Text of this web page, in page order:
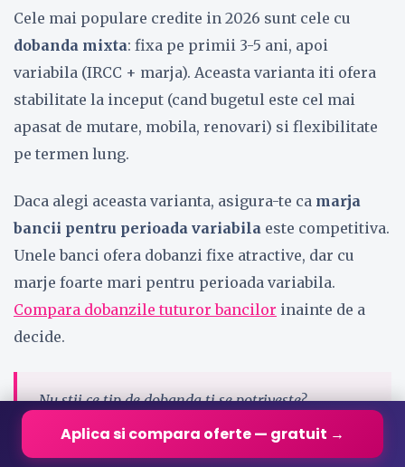
Cele mai populare credite in 2026 sunt cele cu
dobanda mixta: fixa pe primii 3-5 ani, apoi
variabila (IRCC + marja). Aceasta varianta iti ofera
stabilitate la inceput (cand bugetul este cel mai
apasat de mutare, mobila, renovari) si flexibilitate
pe termen lung.
Daca alegi aceasta varianta, asigura-te ca marja
bancii pentru perioada variabila este competitiva.
Unele banci ofera dobanzi fixe atractive, dar cu
marje foarte mari pentru perioada variabila.
Compara dobanzile tuturor bancilor inainte de a
decide.
Nu stii ce tip de dobanda ti se potriveste?
Completeaza formularul nostrusi primesti oferte
personalizate de la mai multe banci, gratuit si fara
Aplica si compara oferte — gratuit →